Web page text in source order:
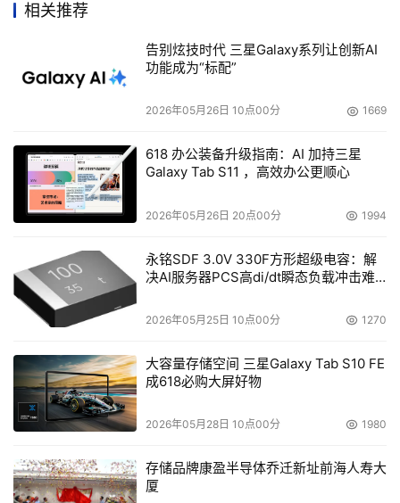
帮助其渠道合作伙伴提升内部职员的整体技能水平。IBM将
透过自己的关系网及人力资源管理部门，发掘、吸引和聘用
销售精英、系统架构师、技术支持等高级人才。
StorCase发布便携式SATA II硬盘盒
StorCase Technology日前推出了一款新型的移动硬盘
盒Data Express DX115。该产品可提供3Gbps的SATA主机
连接性能，预先安装了Dantz Retrospect备份软件。
Sherpa推出升级版归档软件
Sherpa Software日前发布了最新版本的电子邮件和PST
文件归档软件Archive Attender for Exchange 2.5，允许
用户将Microsoft Exchange邮箱和PST文件中夹带的信息
和附件迁移到外置的存储设备内，并通过Web界面存取访问
stubs）。
相关推荐
告别炫技时代 三星Galaxy系列让创新AI
功能成为“标配”
2026年05月26日 10点00分 1669
618 办公装备升级指南：AI 加持三星
Galaxy Tab S11 ，高效办公更顺心
2026年05月26日 20点00分 1994
永铭SDF 3.0V 330F方形超级电容：解
决AI服务器PCS高di/dt瞬态负载冲击难
2026年05月25日 10点00分 1270
大容量存储空间 三星Galaxy Tab S10 FE
成618必购大屏好物
2026年05月28日 10点00分 1980
存储品牌康盈半导体乔迁新址前海人寿大
厦